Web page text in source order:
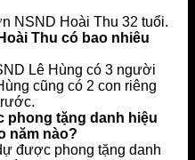
NSND Hoài Thu 32 tuổi.
Thu có bao nhiêu
Lê Hùng có 3 người
cũng có 2 con riêng
phong tặng danh hiệu
năm nào?
được phong tặng danh